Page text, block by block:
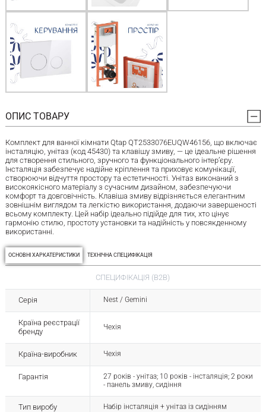
ОПИС ТОВАРУ
Комплект для ванної кімнати Qtap QT2533076EUQW46156, що включає
інсталяцію, унітаз (код 45430) та клавішу змиву, — це ідеальне рішення
для створення стильного, зручного та функціонального інтер’єру.
Інсталяція забезпечує надійне кріплення та приховує комунікації,
створюючи відчуття простору та естетичності. Унітаз виконаний з
високоякісного матеріалу з сучасним дизайном, забезпечуючи
комфорт та довговічність. Клавіша змиву відрізняється елегантним
зовнішнім виглядом та легкістю використання, додаючи завершеності
всьому комплекту. Цей набір ідеально підійде для тих, хто цінує
гармонію стилю, простоту установки та надійність у повсякденному
використанні.
ОСНОВНІ ХАРКАТЕРИСТИКИ ТЕХНІЧНА СПЕЦИФІКАЦІЯ
СПЕЦИФІКАЦІЯ (B2B)
Серія Nest / Gemini
Країна реєстрації
бренду
Чехія
Країна-виробник Чехія
Гарантія
27 років - унітаз; 10 років - інсталяція; 2 роки
- панель змиву, сидіння
Тип виробу Набір інсталяція + унітаз із сидінням